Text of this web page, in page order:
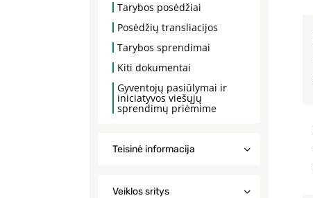
Tarybos posėdžiai
Posėdžių transliacijos
Tarybos sprendimai
Kiti dokumentai
Gyventojų pasiūlymai ir
iniciatyvos viešųjų
sprendimų priėmime
Teisinė informacija
Veiklos sritys